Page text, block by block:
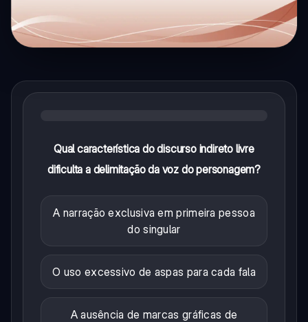
Qual característica do discurso indireto livre
dificulta a delimitação da voz do personagem?
A narração exclusiva em primeira pessoa
do singular
O uso excessivo de aspas para cada fala
A ausência de marcas gráficas de